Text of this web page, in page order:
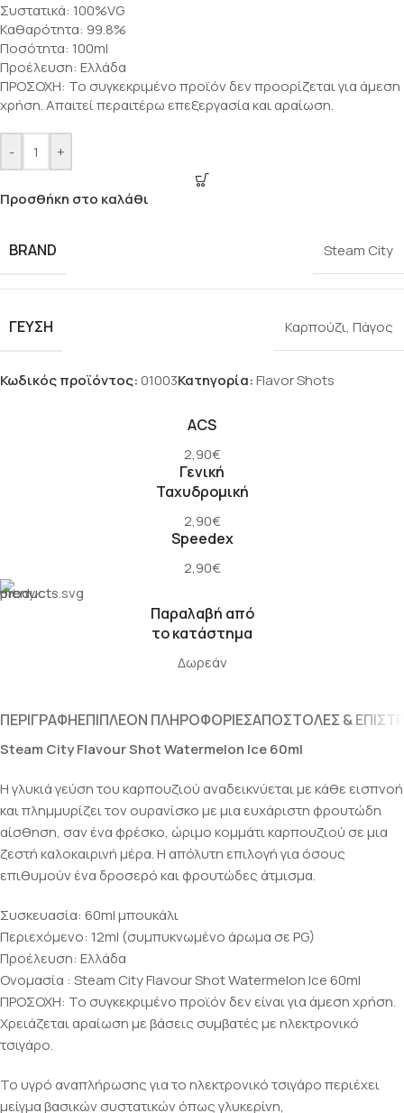
Συστατικά: 100%VG
Καθαρότητα: 99.8%
Ποσότητα: 100ml
Προέλευση: Ελλάδα
ΠΡΟΣΟΧΗ: Το συγκεκριμένο προϊόν δεν προορίζεται για άμεση
χρήση. Απαιτεί περαιτέρω επεξεργασία και αραίωση.
- +
Προσθήκη στο καλάθι
BRAND Steam City
ΓΕΎΣΗ Καρπούζι, Πάγος
Κωδικός προϊόντος:01003Κατηγορία:Flavor Shots
ACS
2,90€
Γενική
Ταχυδρομική
2,90€
Speedex
2,90€
Παραλαβή από
το κατάστημα
Δωρεάν
ΠΕΡΙΓΡΑΦΉΕΠΙΠΛΈΟΝ ΠΛΗΡΟΦΟΡΊΕΣΑΠΟΣΤΟΛΈΣ &
Steam City Flavour Shot Watermelon Ice 60ml
Η γλυκιά γεύση του καρπουζιού αναδεικνύεται με κάθε εισπνοή
και πλημμυρίζει τον ουρανίσκο με μια ευχάριστη φρουτώδη
αίσθηση, σαν ένα φρέσκο, ώριμο κομμάτι καρπουζιού σε μια
ζεστή καλοκαιρινή μέρα. Η απόλυτη επιλογή για όσους
επιθυμούν ένα δροσερό και φρουτώδες άτμισμα.
Συσκευασία: 60ml μπουκάλι
Περιεχόμενο: 12ml (συμπυκνωμένο άρωμα σε PG)
Προέλευση: Ελλάδα
Ονομασία : Steam City Flavour Shot Watermelon Ice 60ml
ΠΡΟΣΟΧΗ: Το συγκεκριμένο προϊόν δεν είναι για άμεση χρήση.
Χρειάζεται αραίωση με βάσεις συμβατές με ηλεκτρονικό
τσιγάρο.
Το υγρό αναπλήρωσης για το ηλεκτρονικό τσιγάρο περιέχει
μείγμα βασικών συστατικών όπως γλυκερίνη,